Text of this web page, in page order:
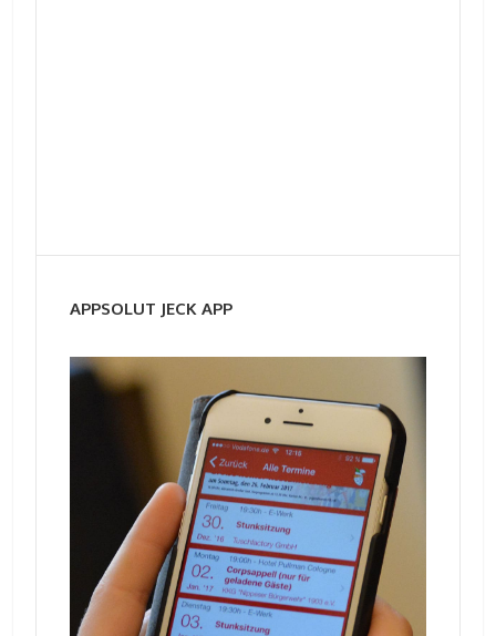
APPSOLUT JECK APP